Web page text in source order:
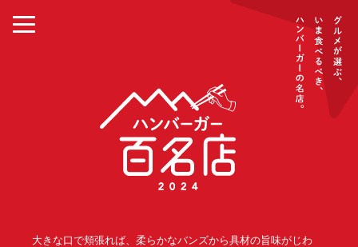
大きな口で頬張れば、柔らかなバンズから具材の旨味がじわ